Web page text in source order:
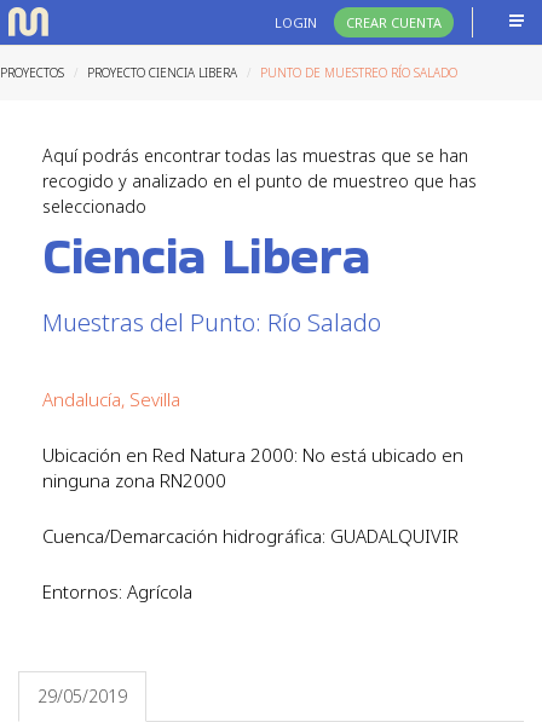
LOGIN CREAR CUENTA
PROYECTOS PROYECTO CIENCIA LIBERA PUNTO DE MUESTREO RÍO SALADO
Aquí podrás encontrar todas las muestras que se han
recogido y analizado en el punto de muestreo que has
seleccionado
Ciencia Libera
Muestras del Punto: Río Salado
Andalucía, Sevilla
Ubicación en Red Natura 2000: No está ubicado en
ninguna zona RN2000
Cuenca/Demarcación hidrográfica: GUADALQUIVIR
Entornos: Agrícola
29/05/2019